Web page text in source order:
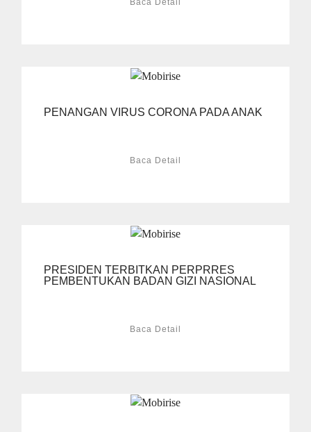
Baca Detail
PENANGAN VIRUS CORONA PADA ANAK
Baca Detail
PRESIDEN TERBITKAN PERPRRES
PEMBENTUKAN BADAN GIZI NASIONAL
Baca Detail